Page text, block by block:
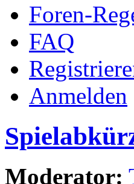
Foren-
FAQ
Anmelden
Moderator: